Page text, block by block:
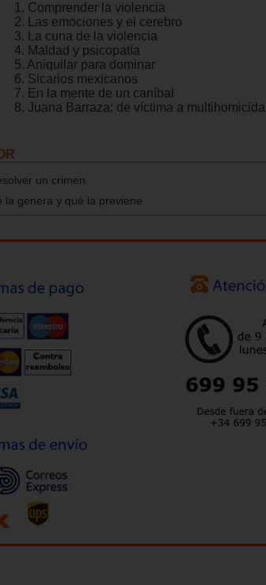
1. Comprender la violencia
2. Las emociones y el cerebro
3. La cuna de la violencia
4. Maldad y psicopatía
5. Aniquilar para dominar
6. Sicarios mexicanos
7. En la mente de un caníbal
8. Juana Barraza: de víctima a multihomicida
un crimen
la genera y qué la previene